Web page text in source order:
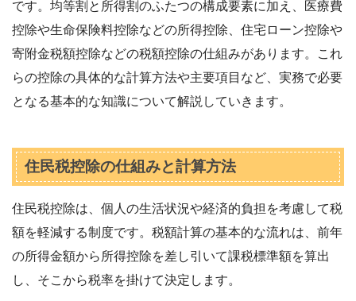
です。均等割と所得割のふたつの構成要素に加え、医療費
控除や生命保険料控除などの所得控除、住宅ローン控除や
寄附金税額控除などの税額控除の仕組みがあります。これ
らの控除の具体的な計算方法や主要項目など、実務で必要
となる基本的な知識について解説していきます。
住民税控除の仕組みと計算方法
住民税控除は、個人の生活状況や経済的負担を考慮して税
額を軽減する制度です。税額計算の基本的な流れは、前年
の所得金額から所得控除を差し引いて課税標準額を算出
し、そこから税率を掛けて決定します。